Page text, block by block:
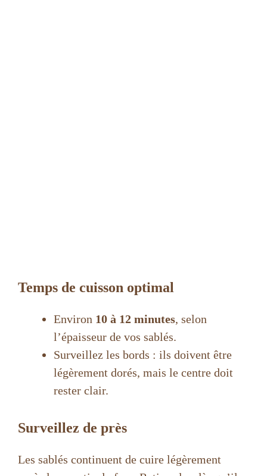
Temps de cuisson optimal
Environ 10 à 12 minutes, selon
l’épaisseur de vos sablés.
Surveillez les bords : ils doivent être
légèrement dorés, mais le centre doit
rester clair.
Surveillez de près
Les sablés continuent de cuire légèrement